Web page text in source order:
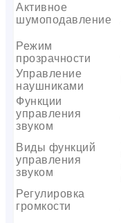
Активное
шумоподавление
Режим
прозрачности
Управление
наушниками
Функции
управления
звуком
Виды функций
управления
звуком
Регулировка
громкости